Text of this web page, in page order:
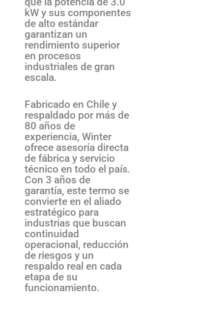
kW y sus componentes
de alto estándar
garantizan un
rendimiento superior
en procesos
industriales de gran
escala.
Fabricado en Chile y
respaldado por más de
80 años de
experiencia, Winter
ofrece asesoría directa
de fábrica y servicio
técnico en todo el país.
Con 3 años de
garantía, este termo se
convierte en el aliado
estratégico para
industrias que buscan
continuidad
operacional, reducción
de riesgos y un
respaldo real en cada
etapa de su
funcionamiento.